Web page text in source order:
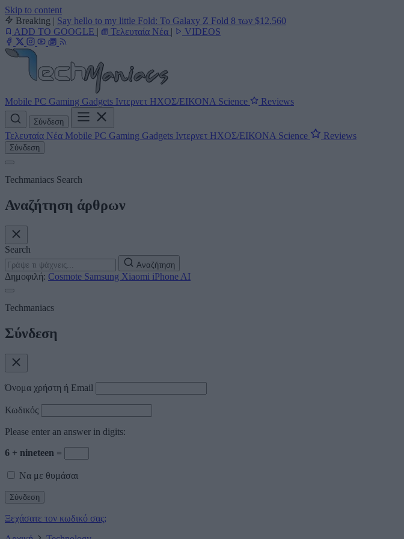
Skip to content
Breaking | Say hello to my little Fold: Το Galaxy Z Fold 8 των $12.560
ADD TO GOOGLE | Τελευταία Νέα | VIDEOS
Mobile PC Gaming Gadgets Ιντερνετ ΗΧΟΣ/ΕΙΚΟΝΑ Science Reviews
Σύνδεση
Τελευταία Νέα Mobile PC Gaming Gadgets Ιντερνετ ΗΧΟΣ/ΕΙΚΟΝΑ Science Reviews
Σύνδεση
Techmaniacs Search
Αναζήτηση άρθρων
Search
Αναζήτηση
Δημοφιλή: Cosmote Samsung Xiaomi iPhone AI
Techmaniacs
Σύνδεση
Όνομα χρήστη ή Email
Κωδικός
Please enter an answer in digits:
6 + nineteen =
Να με θυμάσαι
Ξεχάσατε τον κωδικό σας;